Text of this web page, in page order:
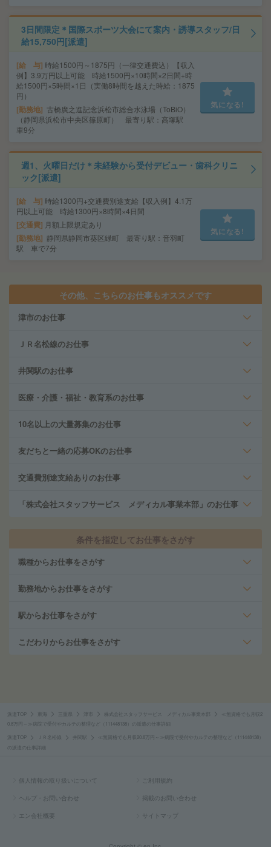
3日間限定＊国際スポーツ大会にて案内・誘導スタッフ/日
給15,750円[派遣]
給 与 時給1500円～1875円（一律交通費込）【収入
例】3.9万円以上可能 時給1500円×10時間×2日間+時
給1500円×5時間×1日（実働8時間を越えた時給：1875
円）
勤務地
古橋廣之進記念浜松市総合水泳場（ToBiO）
（静岡県浜松市中央区篠原町） 最寄り駅：高塚駅
車9分
気になる!
週1、火曜日だけ＊未経験から受付デビュー・歯科クリニ
ック[派遣]
給 与 時給1300円+交通費別途支給【収入例】4.1万
円以上可能 時給1300円×8時間×4日間
交通費 月額上限規定あり
勤務地
静岡県静岡市葵区緑町 最寄り駅：音羽町
駅 車で7分
気になる!
その他、こちらのお仕事もオススメです
津市のお仕事
ＪＲ名松線のお仕事
井関駅のお仕事
医療・介護・福祉・教育系のお仕事
10名以上の大量募集のお仕事
友だちと一緒の応募OKのお仕事
交通費別途支給ありのお仕事
「株式会社スタッフサービス メディカル事業本部」のお仕事
条件を指定してお仕事をさがす
職種からお仕事をさがす
勤務地からお仕事をさがす
駅からお仕事をさがす
こだわりからお仕事をさがす
派遣TOP 東海 三重県 津市 株式会社スタッフサービス メディカル事業本部
≪無資格でも月収2
0.8万円～≫病院で受付やカルテの整理など（111448138）の派遣の仕事詳細
派遣TOP ＪＲ名松線
≪無資格でも月収20.8万円～≫病院で受付やカルテの整理など（111448138）
の派遣の仕事詳細
個人情報の取り扱いについて ご利用規約
ヘルプ・お問い合わせ 掲載のお問い合わせ
エン会社概要 サイトマップ